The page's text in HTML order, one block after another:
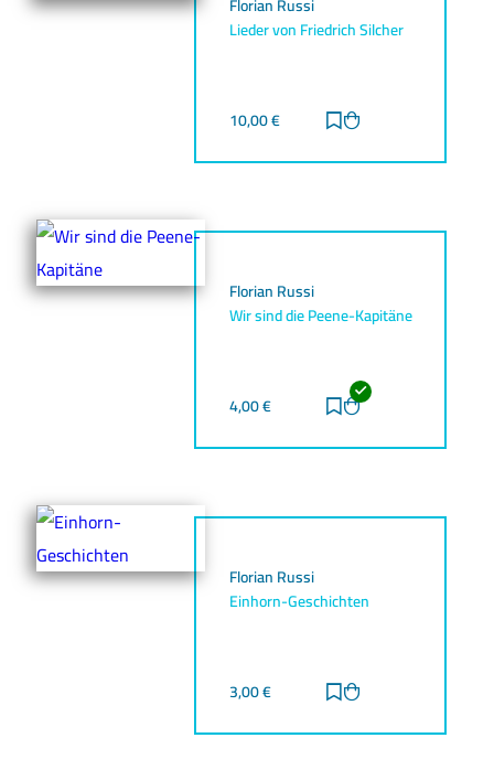
Florian Russi
Lieder von Friedrich Silcher
10,00€ Zur Merkliste
Florian Russi
Wir sind die Peene-Kapitäne
4,00€ Zur Merkliste
Zum Warenkorb
Florian Russi
Einhorn-Geschichten
3,00€ Zur Merkliste